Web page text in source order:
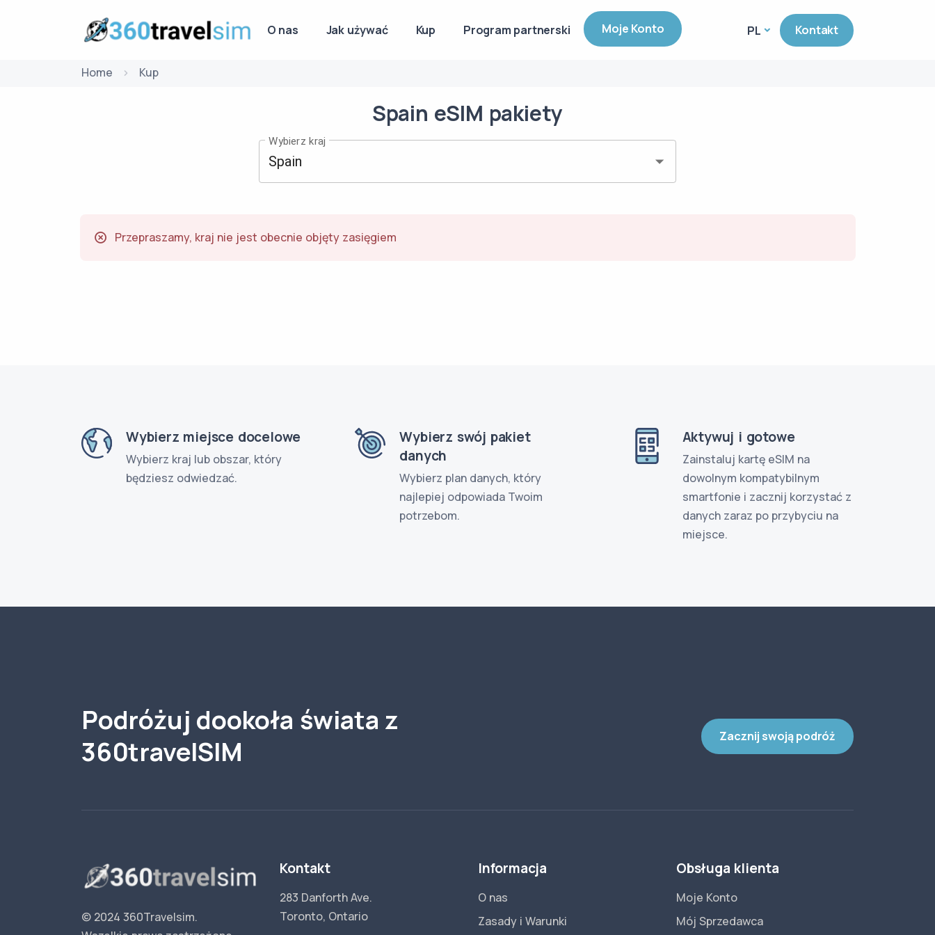
O nas Jak używać Kup Program partnerski Moje Konto PL Kontakt
Home Kup
Spain eSIM pakiety
Wybierz kraj
Przepraszamy, kraj nie jest obecnie objęty zasięgiem
Wybierz miejsce docelowe
Wybierz kraj lub obszar, który
będziesz odwiedzać.
Wybierz swój pakiet
danych
Wybierz plan danych, który
najlepiej odpowiada Twoim
potrzebom.
Aktywuj i gotowe
Zainstaluj kartę eSIM na
dowolnym kompatybilnym
smartfonie i zacznij korzystać z
danych zaraz po przybyciu na
miejsce.
Podróżuj dookoła świata z
360travelSIM
Zacznij swoją podróż
© 2024 360Travelsim.
Kontakt
283 Danforth Ave.
Toronto, Ontario
Informacja
O nas
Zasady i Warunki
Obsługa klienta
Moje Konto
Mój Sprzedawca